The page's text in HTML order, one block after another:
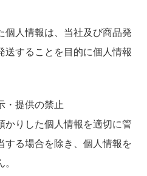
個人情報は、当社及び商品発
送することを目的に個人情報
・提供の禁止
かりした個人情報を適切に管
する場合を除き、個人情報を